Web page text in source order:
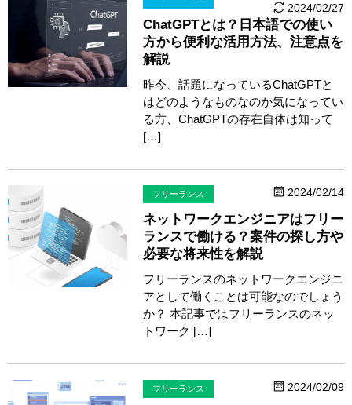
2024/02/27
ChatGPTとは？日本語での使い
方から便利な活用方法、注意点を
解説
昨今、話題になっているChatGPTと
はどのようなものなのか気になってい
る方、ChatGPTの存在自体は知って
[…]
フリーランス 2024/02/14
ネットワークエンジニアはフリー
ランスで働ける？案件の探し方や
必要な将来性を解説
フリーランスのネットワークエンジニ
アとして働くことは可能なのでしょう
か？ 本記事ではフリーランスのネッ
トワーク […]
フリーランス 2024/02/09